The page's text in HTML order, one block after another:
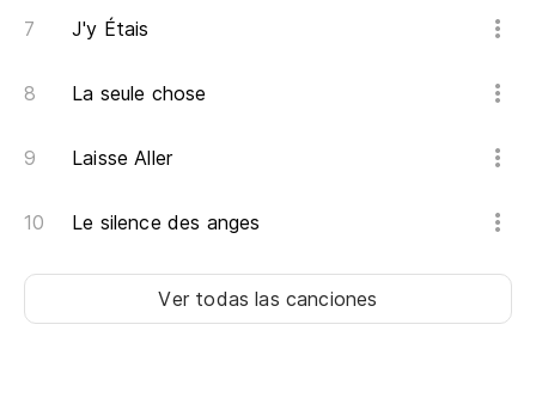
J'y Étais
La seule chose
Laisse Aller
Le silence des anges
Ver todas las canciones